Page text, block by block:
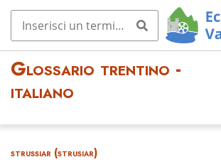
Glossario trentino -
italiano
strussiar (strusiar)